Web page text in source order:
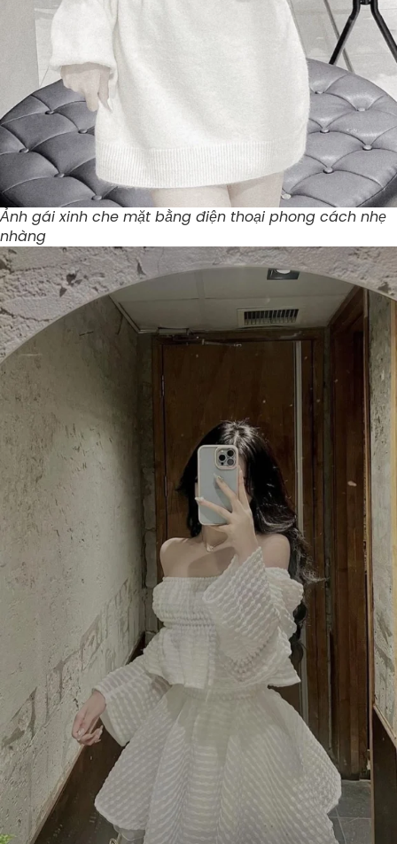
Ảnh gái xinh che mặt bằng điện thoại phong cách nhẹ
nhàng